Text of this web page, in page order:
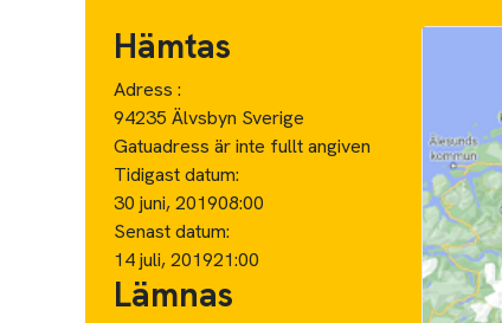
Hämtas
Adress :
94235 Älvsbyn Sverige
Gatuadress är inte fullt angiven
Tidigast datum:
30 juni, 201908:00
Senast datum:
14 juli, 201921:00
Lämnas